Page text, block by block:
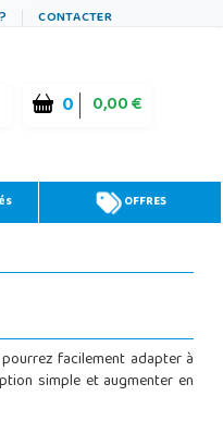
CONTACTER
0 0,00 €
OFFRES
facilement adapter à
simple et augmenter en